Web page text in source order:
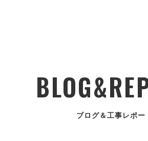
ブログ＆工事レポー